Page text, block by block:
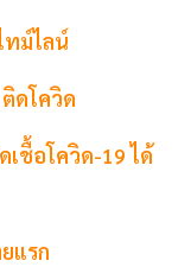
ทม์ไลน์
ดโควิด
เชื้อโควิด-19 ได้
แรก